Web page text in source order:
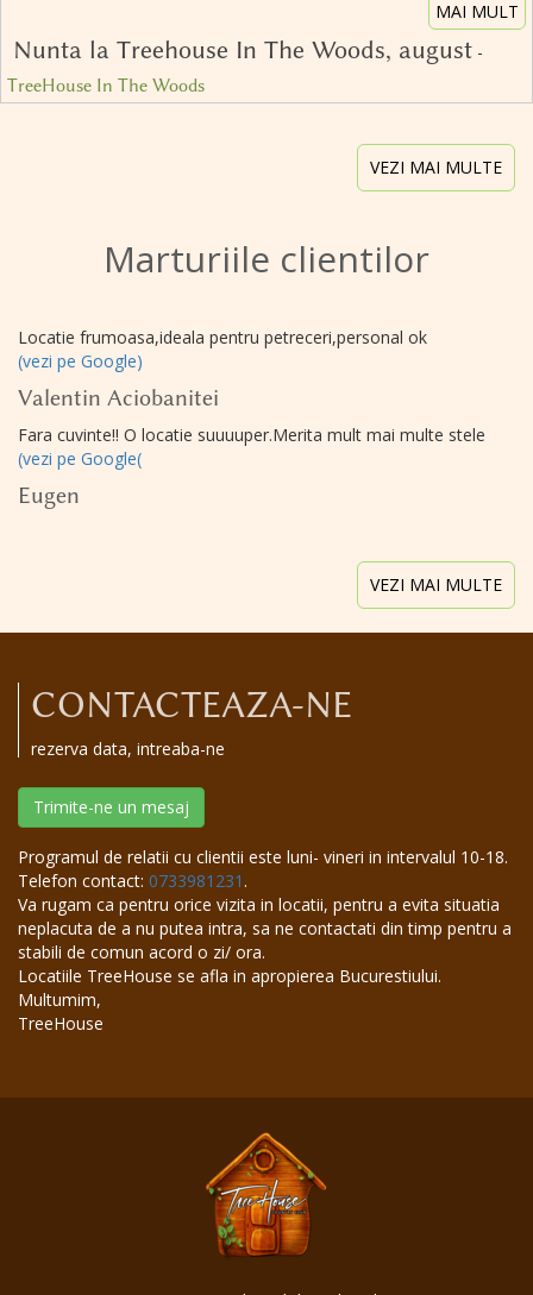
MAI MULT
Nunta la Treehouse In The Woods, august -
TreeHouse In The Woods
VEZI MAI MULTE
Marturiile clientilor
Locatie frumoasa,ideala pentru petreceri,personal ok
(vezi pe Google)
Valentin Aciobanitei
Fara cuvinte!! O locatie suuuuper.Merita mult mai multe stele
(vezi pe Google(
Eugen
VEZI MAI MULTE
CONTACTEAZA-NE
rezerva data, intreaba-ne
Trimite-ne un mesaj
Programul de relatii cu clientii este luni- vineri in intervalul 10-18.
Telefon contact: 0733981231 .
Va rugam ca pentru orice vizita in locatii, pentru a evita situatia
neplacuta de a nu putea intra, sa ne contactati din timp pentru a
stabili de comun acord o zi/ ora.
Locatiile TreeHouse se afla in apropierea Bucurestiului.
Multumim,
TreeHouse